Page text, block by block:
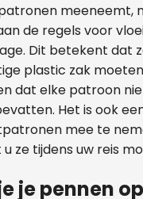
meeneemt,
de regels voor
Dit betekent dat
plastic zak
dat elke patroon
Het is ook
mee te
ze tijdens uw reis
je pennen